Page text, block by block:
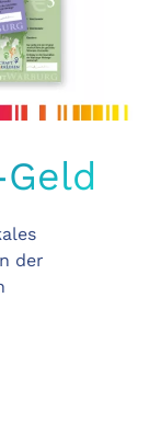
der